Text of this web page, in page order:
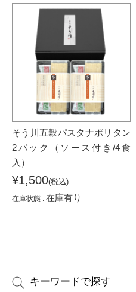
そう川五穀パスタナポリタン
2パック（ソース付き/4食
入）
¥1,500(税込)
在庫状態 : 在庫有り
キーワードで探す